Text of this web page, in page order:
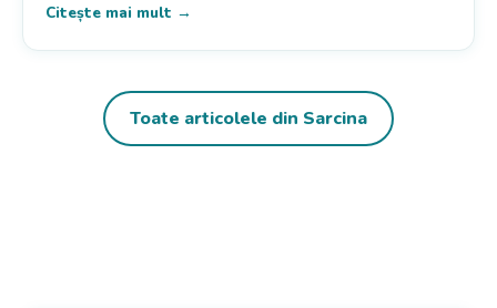
Citește mai mult →
Toate articolele din Sarcina